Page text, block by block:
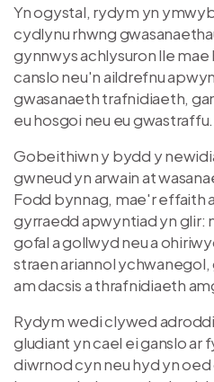
Yn ogystal, rydym yn
cydlynu rhwng
gynnwys achlysuron lle
canslo neu'n aildrefnu
gwasanaeth trafnidiaeth,
eu hosgoi neu eu gwastraffu.
Gobeithiwn y bydd y
gwneud yn arwain at
Fodd bynnag, mae'r effaith
gyrraedd apwyntiad yn glir:
gofal a gollwyd neu a
straen ariannol
am dacsis a thrafnidiaeth
Rydym wedi clywed
gludiant yn cael ei ganslo ar
diwrnod cyn neu hyd yn